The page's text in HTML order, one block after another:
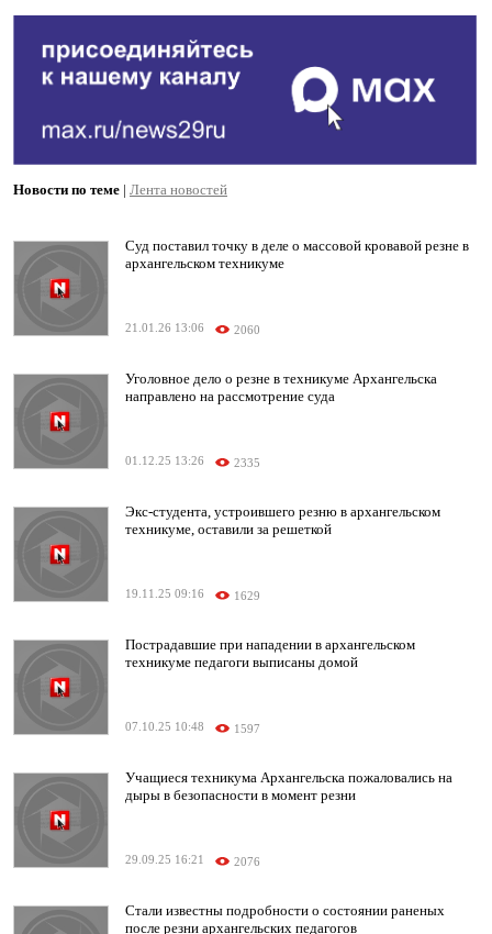
Новости по теме | Лента новостей
Суд поставил точку в деле о массовой кровавой резне в
архангельском техникуме
21.01.26 13:06 2060
Уголовное дело о резне в техникуме Архангельска
направлено на рассмотрение суда
01.12.25 13:26 2335
Экс-студента, устроившего резню в архангельском
техникуме, оставили за решеткой
19.11.25 09:16 1629
Пострадавшие при нападении в архангельском
техникуме педагоги выписаны домой
07.10.25 10:48 1597
Учащиеся техникума Архангельска пожаловались на
дыры в безопасности в момент резни
29.09.25 16:21 2076
Стали известны подробности о состоянии раненых
после резни архангельских педагогов